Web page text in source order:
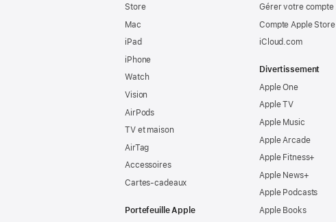
Store
Mac
iPad
iPhone
Watch
Vision
AirPods
TV et maison
AirTag
Accessoires
Cartes-cadeaux
Portefeuille Apple
Gérer votre compte
Compte Apple Store
iCloud.com
Divertissement
Apple One
Apple TV
Apple Music
Apple Arcade
Apple Fitness+
Apple News+
Apple Podcasts
Apple Books